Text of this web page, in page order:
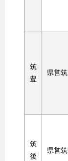
筑
豊
県営
筑
後
県営